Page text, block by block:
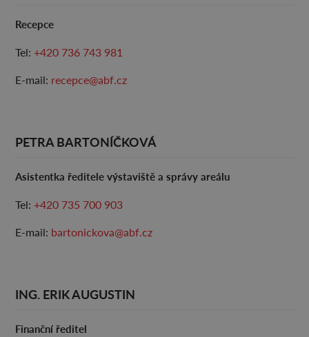
Recepce
Tel: +420 736 743 981
E-mail: recepce@abf.cz
PETRA BARTONÍČKOVÁ
Asistentka ředitele výstaviště a správy areálu
Tel: +420 735 700 903
E-mail: bartonickova@abf.cz
ING. ERIK AUGUSTIN
Finanční ředitel